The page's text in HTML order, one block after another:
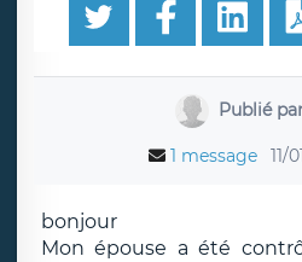
Publié
1 message 11/
bonjour
Mon épouse a été